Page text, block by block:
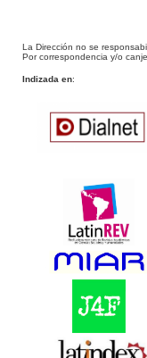
La Dirección no se
Por correspondencia y/o
Indizada en: